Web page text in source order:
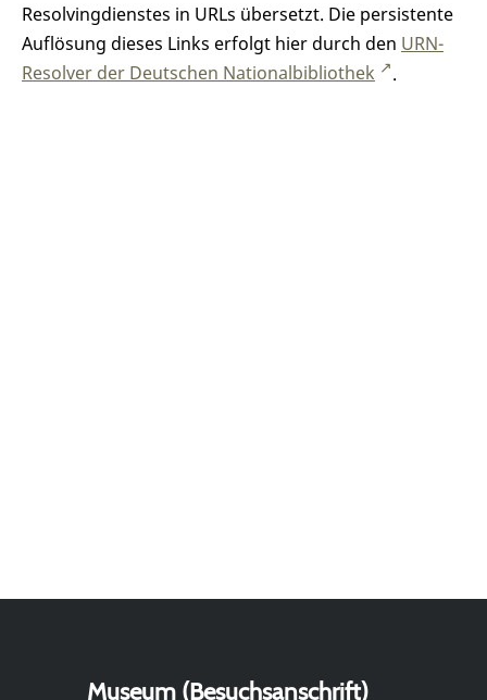
Resolvingdienstes in URLs übersetzt. Die persistente
Auflösung dieses Links erfolgt hier durch den URN-
Resolver der Deutschen Nationalbibliothek
.
Museum (Besuchsanschrift)